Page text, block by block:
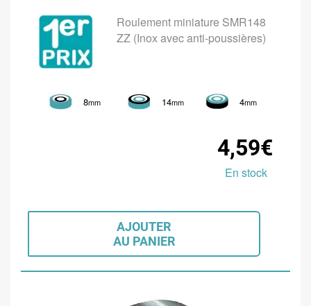
Roulement miniature SMR148
ZZ (Inox avec anti-poussières)
8mm 14mm 4mm
4,59€
En stock
AJOUTER
AU PANIER